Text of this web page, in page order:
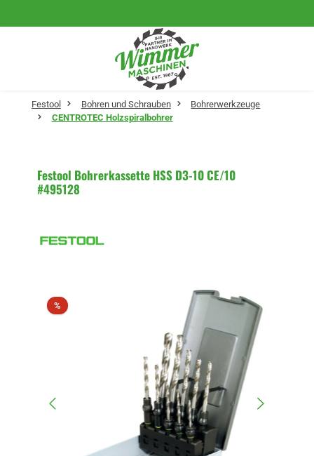
Festool Bohren und Schrauben
Bohrerwerkzeuge
CENTROTEC Holzspiralbohrer
Festool Bohrerkassette HSS D3-10 CE/10
#495128
%Rabatt